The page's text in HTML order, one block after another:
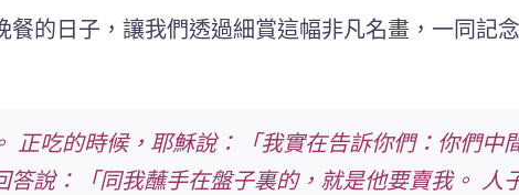
的日子，讓我們透過細賞這幅非凡名畫，一同記
正吃的時候，耶穌說：「我實在告訴你們：你們
說：「同我蘸手在盤子裏的，就是他要賣我。